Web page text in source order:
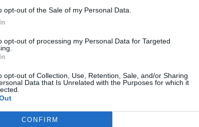
opt-out of the Sale of my Personal Data.
opt-out of processing my Personal Data for Targeted
opt-out of Collection, Use, Retention, Sale, and/or Sharing
Data that Is Unrelated with the Purposes for which it
CONFIRM
portfolio.hu hírarchívumához tartozik, melynek
tartalmazza:
elmúlt 2 év napon belüli
Előfizetés